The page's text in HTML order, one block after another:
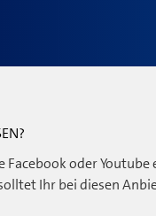
Facebook oder
Ihr bei diesen